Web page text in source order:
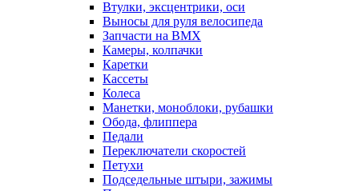
Втулки, эксцентрики, оси
Выносы для руля велосипеда
Запчасти на BMX
Камеры, колпачки
Каретки
Кассеты
Колеса
Манетки, моноблоки, рубашки
Обода, флиппера
Педали
Переключатели скоростей
Петухи
Подседельные штыри, зажимы